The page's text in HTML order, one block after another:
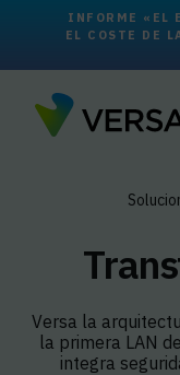
INFORME «EL
EL COSTE DE
Versa la
la primera LAN
integra